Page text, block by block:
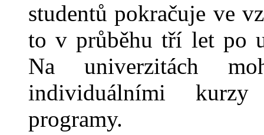
studentů pokračuje ve
to v průběhu tří let po
Na univerzitách
individuálními
programy.